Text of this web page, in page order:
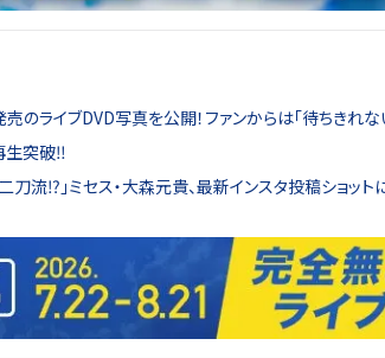
のライブDVD写真を公開！ファンからは「待ちきれな
生突破‼︎
刀流⁉」ミセス・大森元貴、最新インスタ投稿ショット